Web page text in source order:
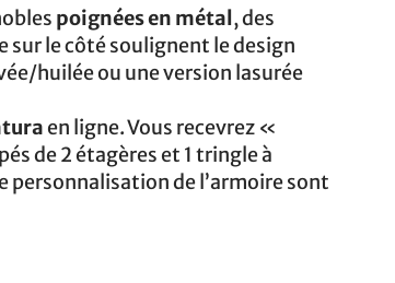
poignées en métal, des
le côté soulignent le design
huilée ou une version lasurée
en ligne. Vous recevrez «
de 2 étagères et 1 tringle à
personnalisation de l’armoire sont